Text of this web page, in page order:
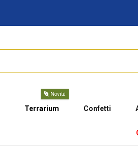
Terrarium
Novità
Confetti